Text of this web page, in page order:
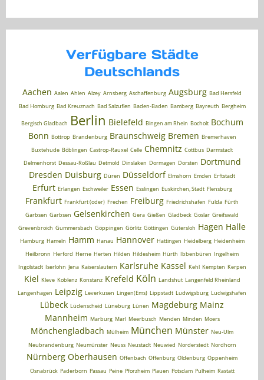
Verfügbare Städte
Deutschlands
Aachen Aalen Ahlen Alzey Arnsberg Aschaffenburg Augsburg Bad Hersfeld
Bad Homburg Bad Kreuznach Bad Salzuflen Baden-Baden Bamberg Bayreuth Bergheim
Bergisch Gladbach Berlin Bielefeld Bingen am Rhein Bocholt Bochum
Bonn Bottrop Brandenburg Braunschweig Bremen Bremerhaven
Buxtehude Böblingen Castrop-Rauxel Celle Chemnitz Cottbus Darmstadt
Delmenhorst Dessau-Roßlau Detmold Dinslaken Dormagen Dorsten Dortmund
Dresden Duisburg Düren Düsseldorf Elmshorn Emden Erftstadt
Erfurt Erlangen Eschweiler Essen Esslingen Euskirchen, Stadt Flensburg
Frankfurt Frankfurt (oder) Frechen Freiburg Friedrichshafen Fulda Fürth
Garbsen Garbsen Gelsenkirchen Gera Gießen Gladbeck Goslar Greifswald
Grevenbroich Gummersbach Göppingen Görlitz Göttingen Gütersloh Hagen Halle
Hamburg Hameln Hamm Hanau Hannover Hattingen Heidelberg Heidenheim
Heilbronn Herford Herne Herten Hilden Hildesheim Hürth Ibbenbüren Ingelheim
Ingolstadt Iserlohn Jena Kaiserslautern Karlsruhe Kassel Kehl Kempten Kerpen
Kiel Kleve Koblenz Konstanz Krefeld Köln Landshut Langenfeld Rheinland
Langenhagen Leipzig Leverkusen Lingen(Ems) Lippstadt Ludwigsburg Ludwigshafen
Lübeck Lüdenscheid Lüneburg Lünen Magdeburg Mainz
Mannheim Marburg Marl Meerbusch Menden Minden Moers
Mönchengladbach Mülheim München Münster Neu-Ulm
Neubrandenburg Neumünster Neuss Neustadt Neuwied Norderstedt Nordhorn
Nürnberg Oberhausen Offenbach Offenburg Oldenburg Oppenheim
Osnabrück Paderborn Passau Peine Pforzheim Plauen Potsdam Pulheim Rastatt